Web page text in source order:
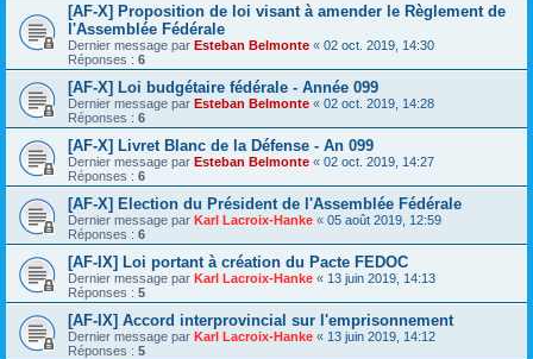
[AF-X] Proposition de loi visant à amender le Règlement de
l'Assemblée Fédérale
Dernier message par Esteban Belmonte « 02 oct. 2019, 14:30
Réponses : 6
[AF-X] Loi budgétaire fédérale - Année 099
Dernier message par Esteban Belmonte « 02 oct. 2019, 14:28
Réponses : 6
[AF-X] Livret Blanc de la Défense - An 099
Dernier message par Esteban Belmonte « 02 oct. 2019, 14:27
Réponses : 6
[AF-X] Election du Président de l'Assemblée Fédérale
Dernier message par Karl Lacroix-Hanke « 05 août 2019, 12:59
Réponses : 6
[AF-IX] Loi portant à création du Pacte FEDOC
Dernier message par Karl Lacroix-Hanke « 13 juin 2019, 14:13
Réponses : 5
[AF-IX] Accord interprovincial sur l'emprisonnement
Dernier message par Karl Lacroix-Hanke « 13 juin 2019, 14:12
Réponses : 5